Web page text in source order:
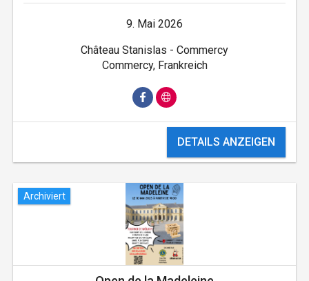
9. Mai 2026
Château Stanislas - Commercy
Commercy, Frankreich
DETAILS ANZEIGEN
Archiviert